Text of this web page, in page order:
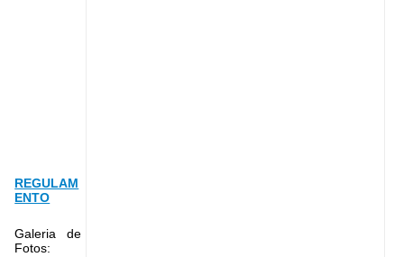
REGULAM
ENTO
Galeria de
Fotos: